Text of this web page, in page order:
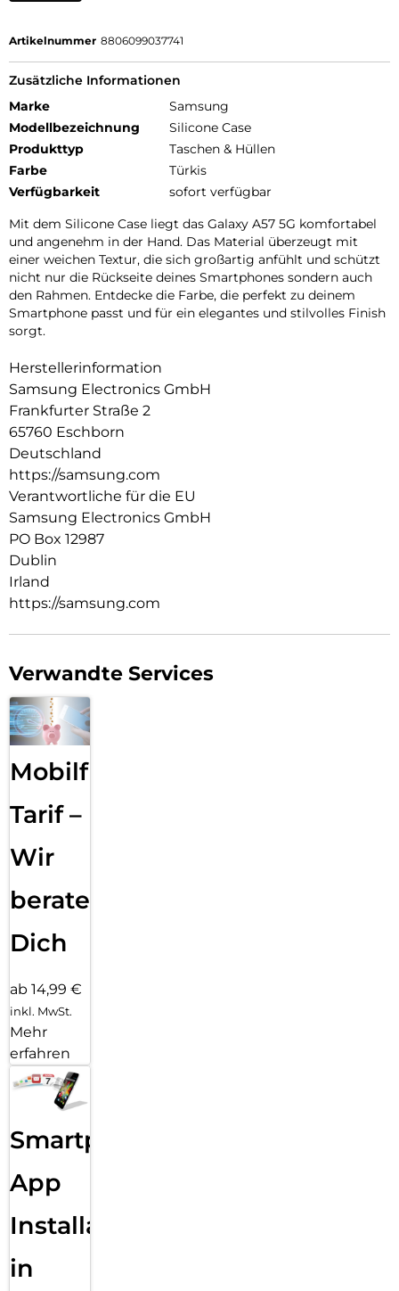
Artikelnummer 8806099037741
Zusätzliche Informationen
Marke
Samsung
Modellbezeichnung
Silicone Case
Produkttyp
Taschen & Hüllen
Farbe
Türkis
Verfügbarkeit
sofort verfügbar
Mit dem Silicone Case liegt das Galaxy A57 5G komfortabel
und angenehm in der Hand. Das Material überzeugt mit
einer weichen Textur, die sich großartig anfühlt und schützt
nicht nur die Rückseite deines Smartphones sondern auch
den Rahmen. Entdecke die Farbe, die perfekt zu deinem
Smartphone passt und für ein elegantes und stilvolles Finish
sorgt.
Herstellerinformation
Samsung Electronics GmbH
Frankfurter Straße 2
65760 Eschborn
Deutschland
https://samsung.com
Verantwortliche für die EU
Samsung Electronics GmbH
PO Box 12987
Dublin
Irland
https://samsung.com
Verwandte Services
Mobilfunk
Tarif –
Wir
beraten
Dich
ab 14,99 €
inkl. MwSt.
Mehr
erfahren
Smartphone
App
Installation
in